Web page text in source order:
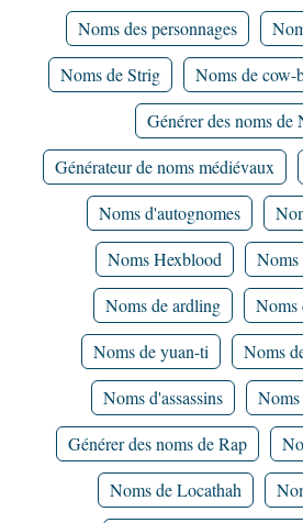
Noms des personnages
Noms de Strig
Noms de cow-
Générer des noms de
Générateur de noms médiévaux
Noms d'autognomes
Noms Hexblood
Noms
Noms de ardling
Noms
Noms de yuan-ti
Noms
Noms d'assassins
Noms
Générer des noms de Rap
Noms de Locathah